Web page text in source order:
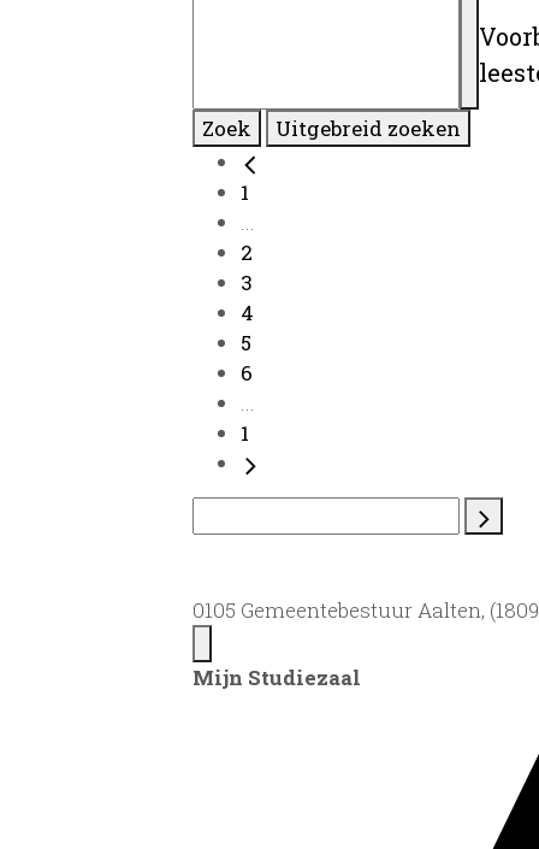
Zoek Uitgebreid zoeken
1
...
2
3
4
5
6
...
1
0105 Gemeentebestuur Aalten,
Mijn Studiezaal